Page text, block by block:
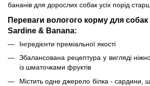
бананів для дорослих собак усіх порід
Переваги вологого корму для
Sardine & Banana:
Інгредієнти преміальної якості
Збалансована рецептура у вигляді
із шматочками фруктів
Містить одне джерело білка - сардини,